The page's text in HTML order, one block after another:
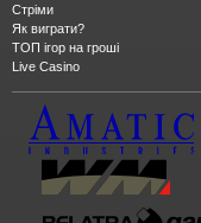
Стріми
Як виграти?
ТОП ігор на гроші
Live Casino